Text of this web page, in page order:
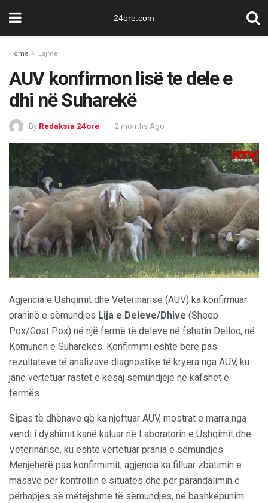
24ore.com
Home Lajme
AUV konfirmon lisë te dele e
dhi në Suharekë
By Redaksia 24ore 2 months Ago
Agjencia e Ushqimit dhe Veterinarisë (AUV) ka konfirmuar
praninë e sëmundjes Lija e Deleve/Dhive (Sheep
Pox/Goat Pox) në një fermë të deleve në fshatin Delloc, në
Komunën e Suharekës. Konfirmimi është bërë pas
rezultateve të analizave diagnostike të kryera nga AUV, ku
janë vërtetuar rastet e kësaj sëmundjeje në kafshët e
fermës.
Sipas të dhënave që ka njoftuar AUV, mostrat e marra nga
vendi i dyshimit kanë kaluar në Laboratorin e Ushqimit dhe
Veterinarisë, ku është vërtetuar prania e sëmundjes.
Menjëherë pas konfirmimit, agjencia ka filluar zbatimin e
masave për kontrollin e situatës dhe për parandalimin e
përhapjes së mëtejshme të sëmundjes, në bashkëpunim